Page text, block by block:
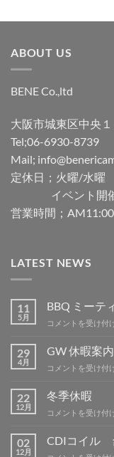
ABOUT US
BENE Co.,ltd
大阪市城東区中央
Tel;06-6930-8739
Mail;
定休日；火曜/水曜
イベント開
営業時間；
LATEST NEWS
11
5月
BBQ ミー
BBQ
ー
ィ
グ
吉
は
コメントを受け付
29
4月
GW 休暇案内
GW
暇
案
内
コメントを受け付
22
12月
冬季休暇
冬
休
コメントを受け付
02
12月
CDIコイル